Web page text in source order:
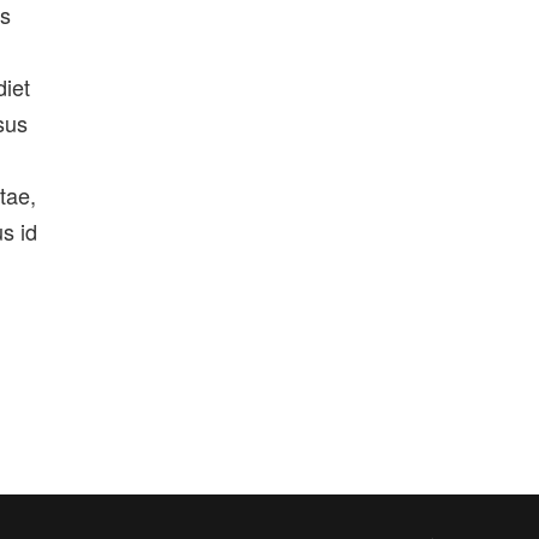
id